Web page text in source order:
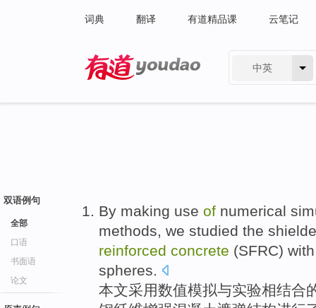
词典 翻译 有道精品课 云笔记
中英
双语例句
全部
口语
书面语
论文
By making use of numerical
methods, we studied the
reinforced concrete (SFRC)
spheres.
本文采用数值模拟与实验相结合